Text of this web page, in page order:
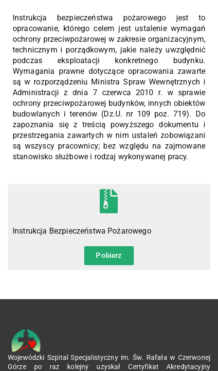
Instrukcja bezpieczeństwa pożarowego jest to
opracowanie, którego celem jest ustalenie wymagań
ochrony przeciwpożarowej w zakresie organizacyjnym,
technicznym i porządkowym, jakie należy uwzględnić
podczas eksploatacji konkretnego budynku.
Wymagania prawne dotyczące opracowania zawarte
są w rozporządzeniu Ministra Spraw Wewnętrznych i
Administracji z dnia 7 czerwca 2010 r. w sprawie
ochrony przeciwpożarowej budynków, innych obiektów
budowlanych i terenów (Dz.U. nr 109 poz. 719). Do
zapoznania się z treścią powyższego dokumentu i
przestrzegania zawartych w nim ustaleń zobowiązani
są wszyscy pracownicy; bez względu na zajmowane
stanowisko służbowe i rodzaj wykonywanej pracy.
Instrukcja Bezpieczeństwa Pożarowego
Pobierz
Wojewódzki Szpital Specjalistyczny im. Św. Rafała w Czerwonej
Górze po raz kolejny uzyskał Certyfikat Akredytacyjny